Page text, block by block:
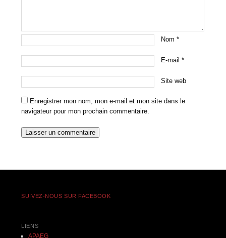
Nom*
E-mail*
Site web
Enregistrer mon nom, mon e-mail et mon site dans le
navigateur pour mon prochain commentaire.
SUIVEZ-NOUS SUR FACEBOOK
LIENS
APAEG